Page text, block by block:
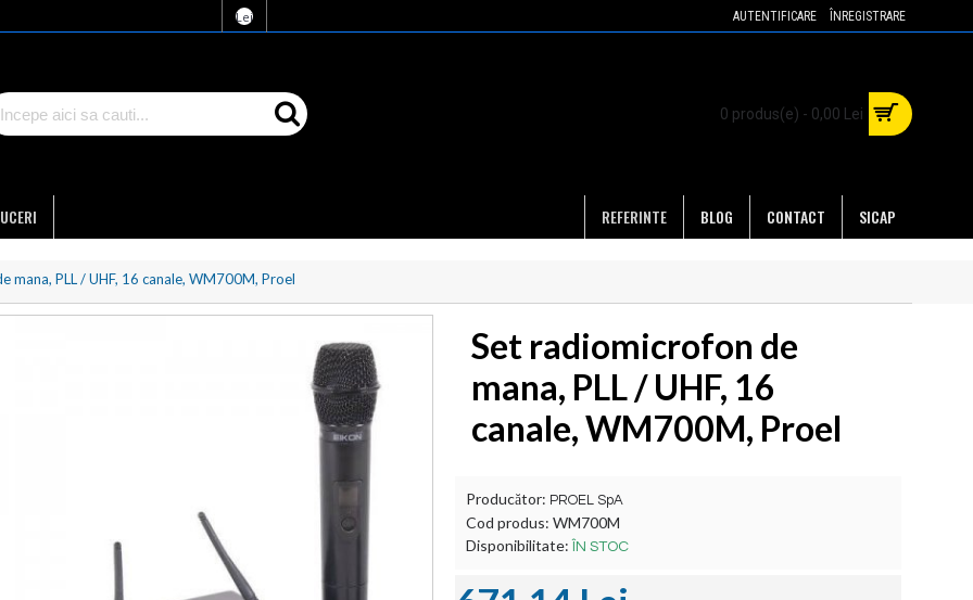
Lei AUTENTIFICARE ÎNREGISTRARE
0 produs(e) - 0,00 Lei
SICAP
CONTACT
BLOG
REFERINTE
mana, PLL / UHF, 16 canale, WM700M, Proel
Set radiomicrofon de
mana, PLL / UHF, 16
canale, WM700M, Proel
Producător: PROEL SpA
Cod produs: WM700M
Disponibilitate: ÎN STOC